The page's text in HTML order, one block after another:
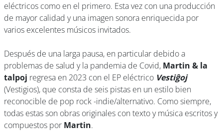
eléctricos como en el primero. Esta vez con una producción
de mayor calidad y una imagen sonora enriquecida por
varios excelentes músicos invitados.
Después de una larga pausa, en particular debido a
problemas de salud y la pandemia de Covid, Martin & la
talpoj regresa en 2023 con el EP eléctrico Vestiĝoj
(Vestigios), que consta de seis pistas en un estilo bien
reconocible de pop rock -indie/alternativo. Como siempre,
todas estas son obras originales con texto y música escritos y
compuestos por Martin.